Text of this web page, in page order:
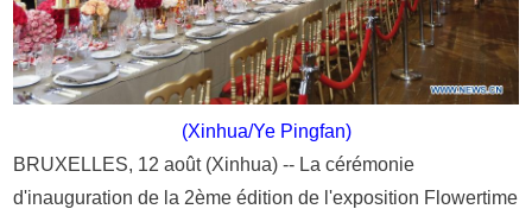
(Xinhua/Ye Pingfan)
BRUXELLES, 12 août (Xinhua) -- La cérémonie
d'inauguration de la 2ème édition de l'exposition Flowertime